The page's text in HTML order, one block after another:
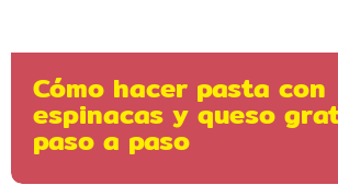
Cómo hacer pasta con
espinacas y queso
paso a paso